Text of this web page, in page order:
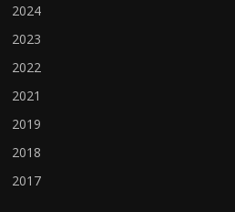
2024
2023
2022
2021
2019
2018
2017